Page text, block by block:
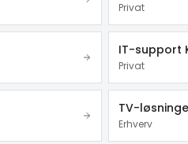
Privat
IT-support
Privat
TV-
Erhverv